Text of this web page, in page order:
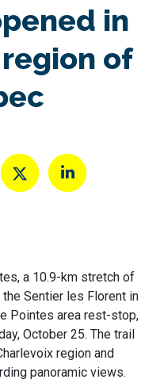
in
of
a 10.9-km stretch of
Sentier les Florent in
Pointes area rest-stop,
October 25. The trail
region and
panoramic views.